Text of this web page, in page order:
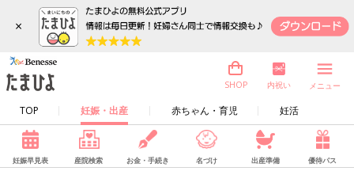
×
TOP 妊娠・出産 赤ちゃん・育児 妊活
SHOP 内祝い メニュー
妊娠早見表 産院検索 お金・手続き 名づけ 出産準備 優待パス